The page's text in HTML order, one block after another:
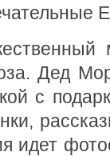
Дед
с
идет